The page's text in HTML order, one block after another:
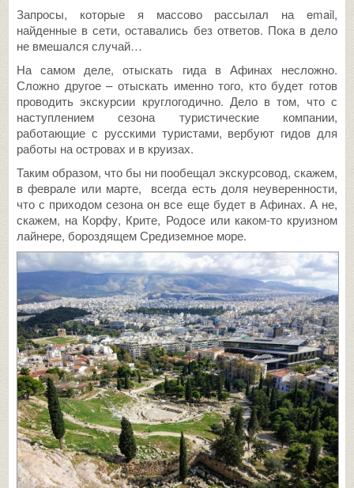
Запросы, которые я массово рассылал на email,
найденные в сети, оставались без ответов. Пока в дело
не вмешался случай…
На самом деле, отыскать гида в Афинах несложно.
Сложно другое – отыскать именно того, кто будет готов
проводить экскурсии круглогодично. Дело в том, что с
наступлением сезона туристические компании,
работающие с русскими туристами, вербуют гидов для
работы на островах и в круизах.
Таким образом, что бы ни пообещал экскурсовод, скажем,
в феврале или марте, всегда есть доля неуверенности,
что с приходом сезона он все еще будет в Афинах. А не,
скажем, на Корфу, Крите, Родосе или каком-то круизном
лайнере, бороздящем Средиземное море.